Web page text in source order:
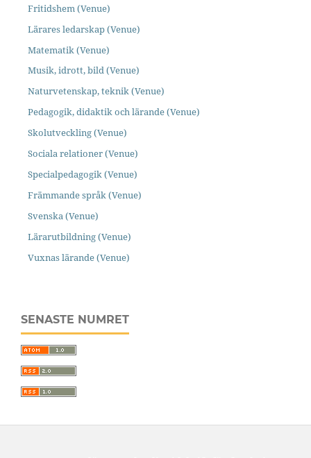
Fritidshem (Venue)
Lärares ledarskap (Venue)
Matematik (Venue)
Musik, idrott, bild (Venue)
Naturvetenskap, teknik (Venue)
Pedagogik, didaktik och lärande (Venue)
Skolutveckling (Venue)
Sociala relationer (Venue)
Specialpedagogik (Venue)
Främmande språk (Venue)
Svenska (Venue)
Lärarutbildning (Venue)
Vuxnas lärande (Venue)
SENASTE NUMRET